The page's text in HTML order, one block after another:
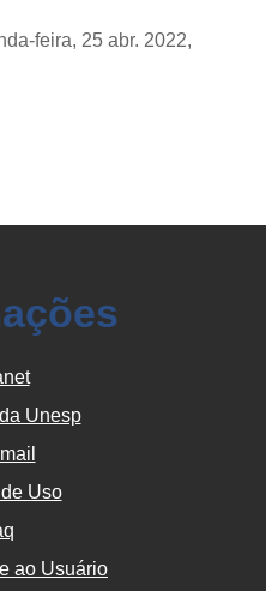
feira, 25 abr. 2022,
Unesp
Uso
ao Usuário